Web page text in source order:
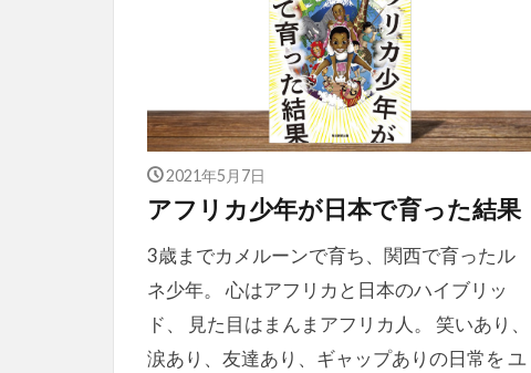
2021年5月7日
アフリカ少年が日本で育った結果
3歳までカメルーンで育ち、関西で育ったル
ネ少年。 心はアフリカと日本のハイブリッ
ド、 見た目はまんまアフリカ人。 笑いあり、
涙あり、友達あり、ギャップありの日常を ユ